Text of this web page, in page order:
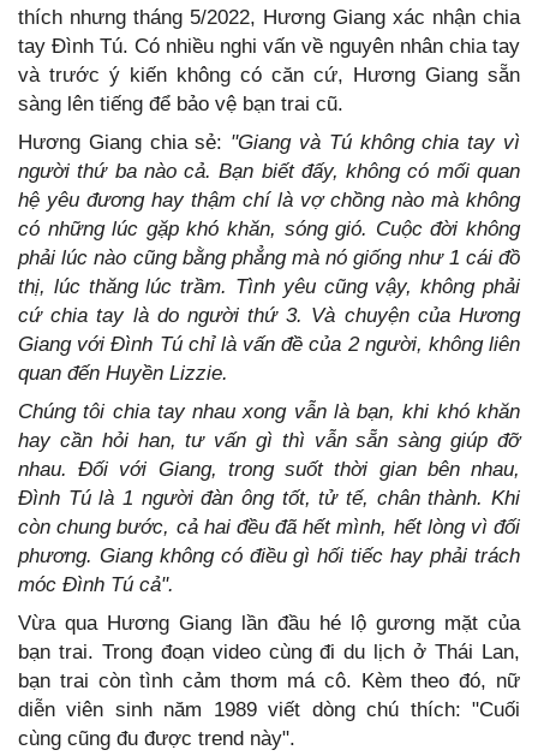
thích nhưng tháng 5/2022, Hương Giang xác nhận chia
tay Đình Tú. Có nhiều nghi vấn về nguyên nhân chia tay
và trước ý kiến không có căn cứ, Hương Giang sẵn
sàng lên tiếng để bảo vệ bạn trai cũ.
Hương Giang chia sẻ: "Giang và Tú không chia tay vì
người thứ ba nào cả. Bạn biết đấy, không có mối quan
hệ yêu đương hay thậm chí là vợ chồng nào mà không
có những lúc gặp khó khăn, sóng gió. Cuộc đời không
phải lúc nào cũng bằng phẳng mà nó giống như 1 cái đồ
thị, lúc thăng lúc trầm. Tình yêu cũng vậy, không phải
cứ chia tay là do người thứ 3. Và chuyện của Hương
Giang với Đình Tú chỉ là vấn đề của 2 người, không liên
quan đến Huyền Lizzie.
Chúng tôi chia tay nhau xong vẫn là bạn, khi khó khăn
hay cần hỏi han, tư vấn gì thì vẫn sẵn sàng giúp đỡ
nhau. Đối với Giang, trong suốt thời gian bên nhau,
Đình Tú là 1 người đàn ông tốt, tử tế, chân thành. Khi
còn chung bước, cả hai đều đã hết mình, hết lòng vì đối
phương. Giang không có điều gì hối tiếc hay phải trách
móc Đình Tú cả".
Vừa qua Hương Giang lần đầu hé lộ gương mặt của
bạn trai. Trong đoạn video cùng đi du lịch ở Thái Lan,
bạn trai còn tình cảm thơm má cô. Kèm theo đó, nữ
diễn viên sinh năm 1989 viết dòng chú thích: "Cuối
cùng cũng đu được trend này".